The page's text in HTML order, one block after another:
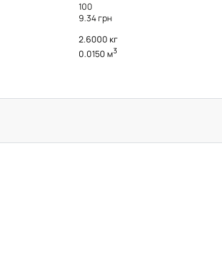
100
9.34 грн
2.6000 кг
0.0150 м3